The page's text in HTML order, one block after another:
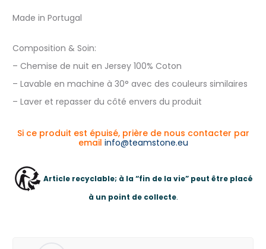
Made in Portugal
Composition & Soin:
– Chemise de nuit en Jersey 100% Coton
– Lavable en machine à 30° avec des couleurs similaires
– Laver et repasser du côté envers du produit
Si ce produit est épuisé, prière de nous contacter par
email info@teamstone.eu
Article recyclable; à la “fin de la vie” peut être placé
à un point de collecte.